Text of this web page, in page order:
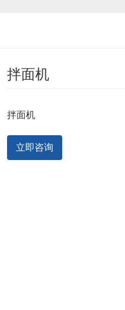
拌面机
拌面机
立即咨询